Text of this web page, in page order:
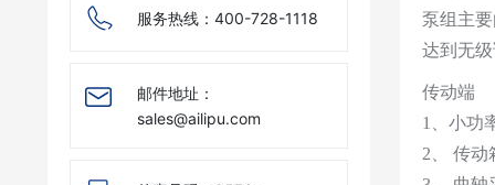
服务热线：400-728-1118
邮件地址：
sales@ailipu.com
泵组主
达到无
传动端
1、小功
2、 传